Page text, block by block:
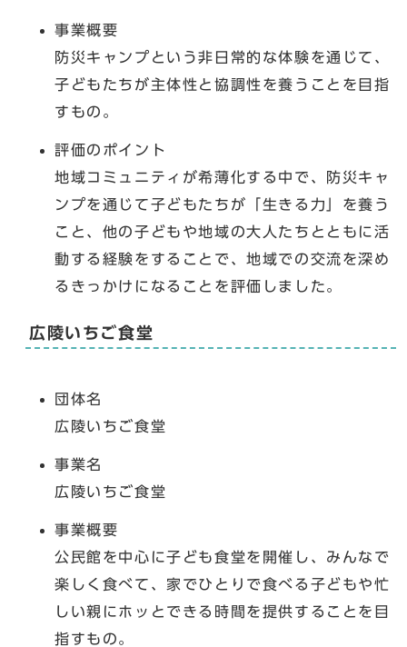
事業概要
防災キャンプという非日常的な体験を通じて、
子どもたちが主体性と協調性を養うことを目指
すもの。
評価のポイント
地域コミュニティが希薄化する中で、防災キャ
ンプを通じて子どもたちが「生きる力」を養う
こと、他の子どもや地域の大人たちとともに活
動する経験をすることで、地域での交流を深め
るきっかけになることを評価しました。
広陵いちご食堂
団体名
広陵いちご食堂
事業名
広陵いちご食堂
事業概要
公民館を中心に子ども食堂を開催し、みんなで
楽しく食べて、家でひとりで食べる子どもや忙
しい親にホッとできる時間を提供することを目
指すもの。